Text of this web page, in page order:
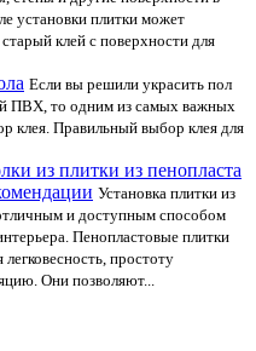
установки плитки может
клей с поверхности для
Если вы решили украсить пол
ПВХ, то одним из самых важных
клея. Правильный выбор клея для
из плитки из пенопласта
Установка плитки из
и доступным способом
Пенопластовые плитки
простоту
Они позволяют...